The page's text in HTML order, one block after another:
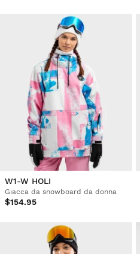
W1-W HOLI
Giacca da snowboard da donna
$154.95